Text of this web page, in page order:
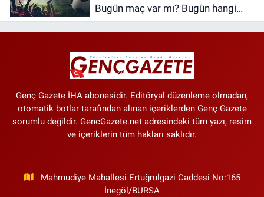
Bugün maç var mı? Bugün hangi
maçlar var?
Genç Gazete İHA abonesidir. Editöryal düzenleme olmadan,
otomatik botlar tarafından alınan içeriklerden Genç Gazete
sorumlu değildir. GencGazete.net adresindeki tüm yazı, resim
ve içeriklerin tüm hakları saklıdır.
Mahmudiye Mahallesi Ertuğrulgazi Caddesi No:165
İnegöl/BURSA